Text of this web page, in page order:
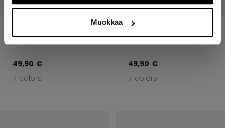
Muokkaa
PELIPAITA ADULT
49,90 €
7 colors
MID HARJOITUSPAIDAT
PELIPAITA ADULT
49,90 €
7 colors